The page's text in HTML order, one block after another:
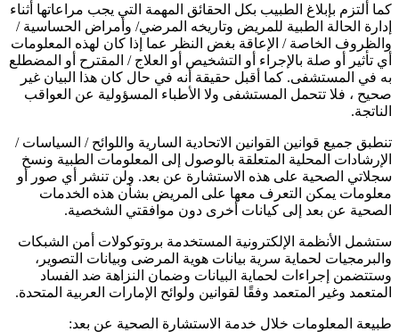
كما ألتزم بإبلاغ الطبيب بكل الحقائق المهمة التي يجب مراعاتها أثناء
إدارة الحالة الطبية للمريض وتاريخه المرضي/ وأمراض الحساسية /
والظروف الخاصة / الإعاقة بغض النظر عما إذا كان لهذه المعلومات
أي تأثير أو صلة بالإجراء أو التشخيص أو العلاج / المقترح أو المضطلع
به في المستشفى. كما أقبل حقيقة أنه في حال كان هذا البيان غير
صحيح ، فلا تتحمل المستشفى ولا الأطباء المسؤولية عن العواقب
الناتجة.
تنطبق جميع قوانين القوانين الاتحادية السارية واللوائح / السياسات /
الإرشادات المحلية المتعلقة بالوصول إلى المعلومات الطبية ونسخ
سجلاتي الصحية على هذه الاستشارة عن بعد. ولن تنشر أي صور أو
معلومات يمكن التعرف معها على المريض بشأن هذه الخدمات
الصحية عن بعد إلى كيانات أخرى دون موافقتي الشخصية.
ستشمل الأنظمة الإلكترونية المستخدمة بروتوكولات أمن الشبكات
والبرمجيات لحماية سرية بيانات هوية المرضى وبيانات التصوير،
وستتضمن إجراءات لحماية البيانات وضمان النزاهة ضد الفساد
المتعمد وغير المتعمد وفقًا لقوانين ولوائح الإمارات العربية المتحدة.
طبيعة المعلومات خلال خدمة الاستشارة الصحية عن بعد: